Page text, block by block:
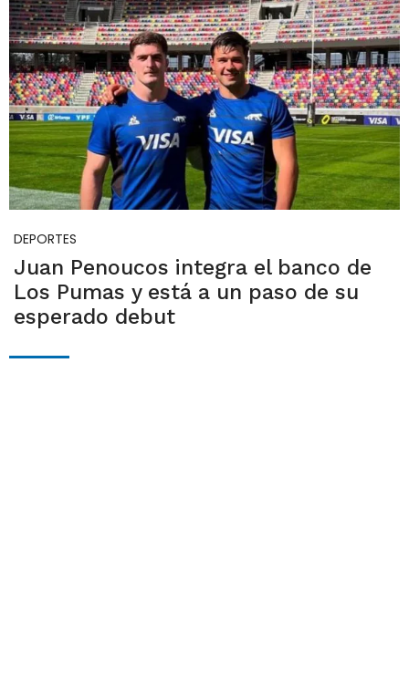
DEPORTES
Juan Penoucos integra el banco de
Los Pumas y está a un paso de su
esperado debut